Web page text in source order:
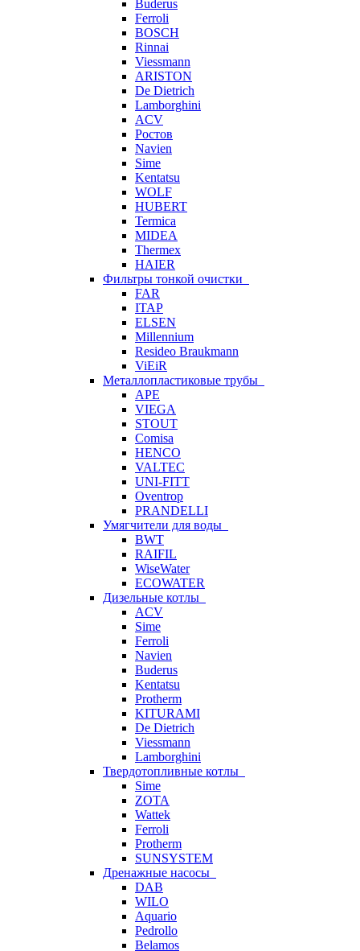
Buderus
Ferroli
BOSCH
Rinnai
Viessmann
ARISTON
De Dietrich
Lamborghini
ACV
Ростов
Navien
Sime
Kentatsu
WOLF
HUBERT
Termica
MIDEA
Thermex
HAIER
Фильтры тонкой очистки
FAR
ITAP
ELSEN
Millennium
Resideo Braukmann
ViEiR
Металлопластиковые трубы
APE
VIEGA
STOUT
Comisa
HENCO
VALTEC
UNI-FITT
Oventrop
PRANDELLI
Умягчители для воды
BWT
RAIFIL
WiseWater
ECOWATER
Дизельные котлы
ACV
Sime
Ferroli
Navien
Buderus
Kentatsu
Protherm
KITURAMI
De Dietrich
Viessmann
Lamborghini
Твердотопливные котлы
Sime
ZOTA
Wattek
Ferroli
Protherm
SUNSYSTEM
Дренажные насосы
DAB
WILO
Aquario
Pedrollo
Belamos